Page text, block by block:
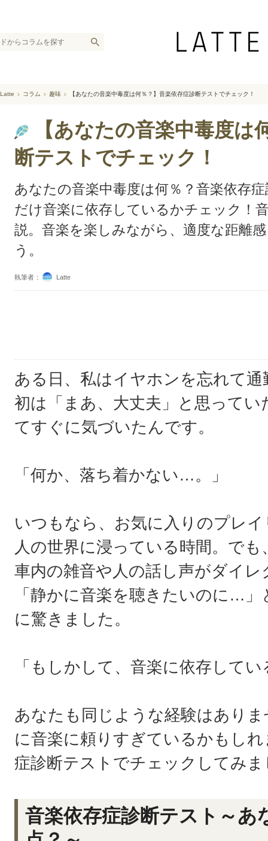
Latte コラム 趣味 【あなたの音楽中毒度は何％？】音楽依存症診断テストでチェック！
【あなたの音楽中毒度は
断テストでチェック！
あなたの音楽中毒度は何％？音楽依存
だけ音楽に依存しているかチェック！
説。音楽を楽しみながら、適度な距離
う。
執筆者： Latte
ある日、私はイヤホンを忘れて
初は「まあ、大丈夫」と思って
てすぐに気づいたんです。
「何か、落ち着かない…。」
いつもなら、お気に入りのプレ
人の世界に浸っている時間。で
車内の雑音や人の話し声がダイ
「静かに音楽を聴きたいのに…
に驚きました。
「もしかして、音楽に依存して
あなたも同じような経験はあり
に音楽に頼りすぎているかもし
症診断テストでチェックしてみ
音楽依存症診断テスト～あ